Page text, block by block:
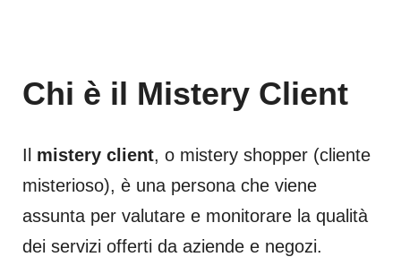
Chi è il Mistery Client
Il mistery client, o mistery shopper (cliente
misterioso), è una persona che viene
assunta per valutare e monitorare la qualità
dei servizi offerti da aziende e negozi.